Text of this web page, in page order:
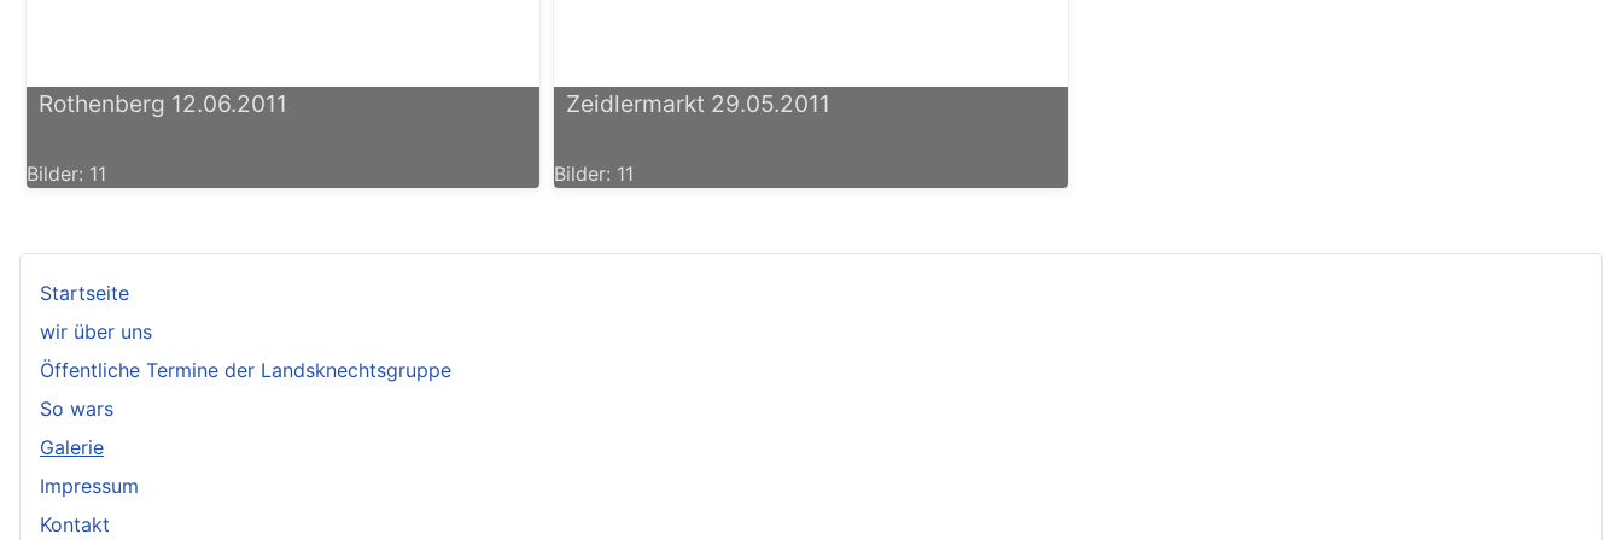
Rothenberg 12.06.2011
Bilder: 11
Zeidlermarkt 29.05.2011
Bilder: 11
Startseite
wir über uns
Öffentliche Termine der Landsknechtsgruppe
So wars
Galerie
Impressum
Kontakt